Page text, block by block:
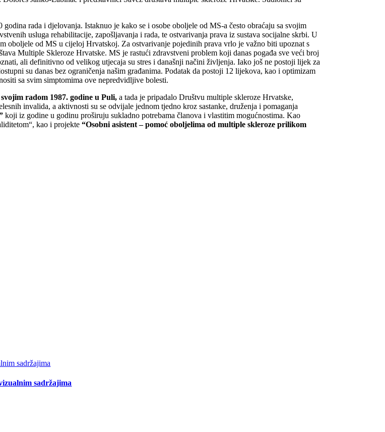
rada i djelovanja. Istaknuo je kako se i osobe oboljele od MS-a često obraćaju sa svojim
usluga rehabilitacije, zapošljavanja i rada, te ostvarivanja prava iz sustava socijalne skrbi. U
oboljele od MS u cijeloj Hrvatskoj. Za ostvarivanje pojedinih prava vrlo je važno biti upoznat s
Multiple Skleroze Hrvatske. MS je rastući zdravstveni problem koji danas pogađa sve veći broj
ali definitivno od velikog utjecaja su stres i današnji načini življenja. Iako još ne postoji lijek za
su danas bez ograničenja našim građanima. Podatak da postoji 12 lijekova, kao i optimizam
sa svim simptomima ove nepredvidljive bolesti.
radom 1987. godine u Puli, a tada je pripadalo Društvu multiple skleroze Hrvatske,
invalida, a aktivnosti su se odvijale jednom tjedno kroz sastanke, druženja i pomaganja
koji iz godine u godinu proširuju sukladno potrebama članova i vlastitim mogućnostima. Kao
kao i projekte“Osobni asistent – pomoć oboljelima od multiple skleroze prilikom
sadržajima